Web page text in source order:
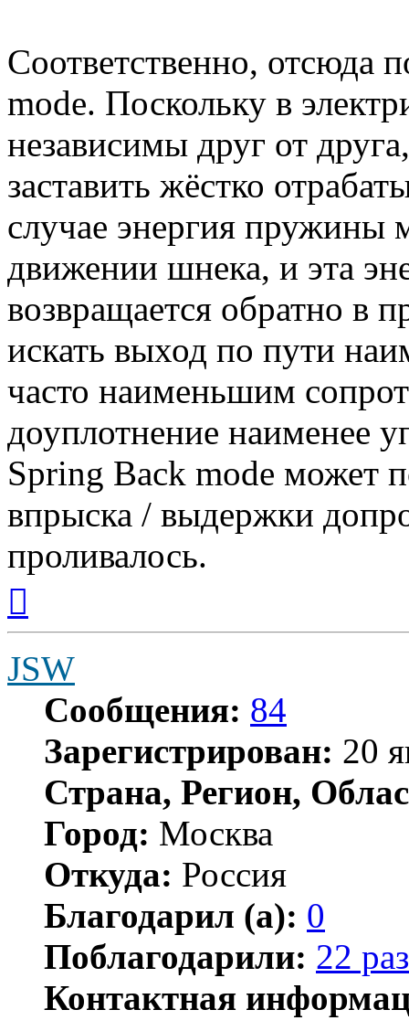
Соответственно, отсюда
mode. Поскольку в
независимы друг от
заставить жёстко
случае энергия пружины
движении шнека, и эта
возвращается обратно в
искать выход по пути
часто наименьшим
доуплотнение наименее
Spring Back mode может
впрыска / выдержки
проливалось.
началу
JSW
Сообщения: 84
Зарегистрирован: 20
Страна, Регион,
Город: Москва
Откуда: Россия
Благодарил (а): 0
Поблагодарили: 22
Контактная